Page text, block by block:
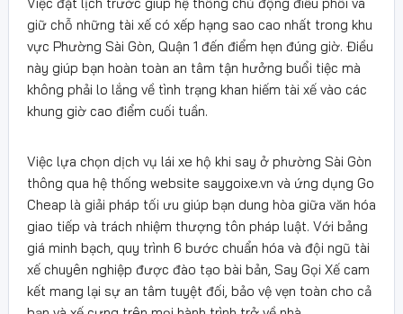
giữ chỗ những tài xế có xếp hạng sao cao nhất trong khu
vực Phường Sài Gòn, Quận 1 đến điểm hẹn đúng giờ. Điều
này giúp bạn hoàn toàn an tâm tận hưởng buổi tiệc mà
không phải lo lắng về tình trạng khan hiếm tài xế vào các
khung giờ cao điểm cuối tuần.
Việc lựa chọn dịch vụ lái xe hộ khi say ở phường Sài Gòn
thông qua hệ thống website saygoixe.vn và ứng dụng Go
Cheap là giải pháp tối ưu giúp bạn dung hòa giữa văn hóa
giao tiếp và trách nhiệm thượng tôn pháp luật. Với bảng
giá minh bạch, quy trình 6 bước chuẩn hóa và đội ngũ tài
xế chuyên nghiệp được đào tạo bài bản, Say Gọi Xế cam
kết mang lại sự an tâm tuyệt đối, bảo vệ vẹn toàn cho cả